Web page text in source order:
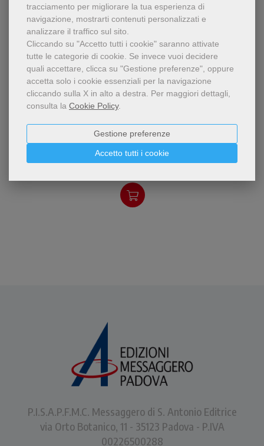
tracciamento per migliorare la tua esperienza di
navigazione, mostrarti contenuti personalizzati e
analizzare il traffico sul sito.
Cliccando su "Accetto tutti i cookie" saranno attivate
tutte le categorie di cookie. Se invece vuoi decidere
quali accettare, clicca su "Gestione preferenze", oppure
accetta solo i cookie essenziali per la navigazione
cliccando sulla X in alto a destra. Per maggiori dettagli,
consulta la Cookie Policy.
Accetto tutti i cookie
Gestione preferenze
Riflessioni sulla formula che
gli sposi cristiani
pronunciano il giorno delle
nozze
Le parole del matrimonio
P.I.S.A.P.F.M.C. Messaggero di S. Antonio Editrice
via Orto Botanico, 11 - 35123 Padova - P.IVA
00226500288